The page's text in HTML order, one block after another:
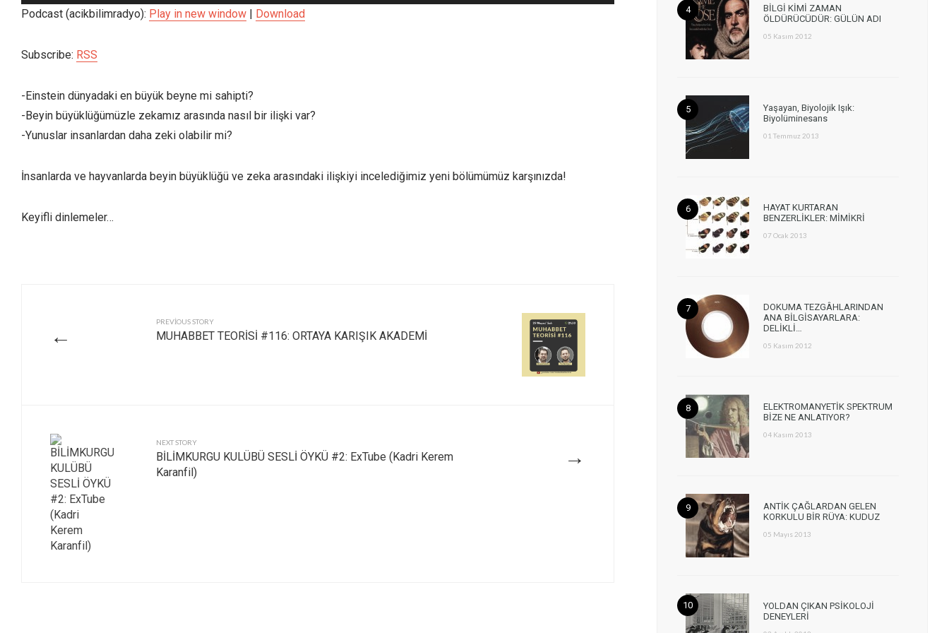
oynatıcı
tuşları
Podcast (acikbilimradyo): Play in new window Download
Subscribe: RSS
-Einstein dünyadaki en büyük beyne mi sahipti?
-Beyin büyüklüğümüzle zekamız arasında nasıl bir ilişki var?
-Yunuslar insanlardan daha zeki olabilir mi?
İnsanlarda ve hayvanlarda beyin büyüklüğü ve zeka arasındaki ilişkiyi incelediğimiz yeni bölümümüz karşınızda!
Keyifli dinlemeler…
←
PREVIOUS STORY
MUHABBET TEORİSİ #116: ORTAYA KARIŞIK AKADEMİ
→
NEXT STORY
BİLİMKURGU KULÜBÜ SESLİ ÖYKÜ #2: ExTube (Kadri Kerem
Karanfil)
BİLGİ KİMİ ZAMAN
ÖLDÜRÜCÜDÜR: GÜLÜN ADI
05 Kasım 2012
Yaşayan, Biyolojik Işık:
Biyolüminesans
01 Temmuz 2013
HAYAT KURTARAN
BENZERLİKLER: MİMİKRİ
07 Ocak 2013
DOKUMA TEZGÂHLARINDAN
ANA BİLGİSAYARLARA:
DELİKLİ…
05 Kasım 2012
ELEKTROMANYETİK SPEKTRUM
BİZE NE ANLATIYOR?
04 Kasım 2013
ANTİK ÇAĞLARDAN GELEN
KORKULU BİR RÜYA: KUDUZ
05 Mayıs 2013
YOLDAN ÇIKAN PSİKOLOJİ
DENEYLERİ